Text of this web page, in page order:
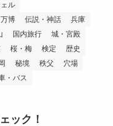
ル
万博 伝説・神話
兵庫
国内旅行
城・宮殿
桜・梅 検定
歴史
秘境 秩父
穴場
・バス
ック！